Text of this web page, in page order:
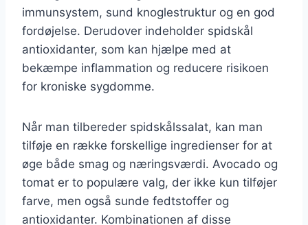
immunsystem, sund knoglestruktur og en god
fordøjelse. Derudover indeholder spidskål
antioxidanter, som kan hjælpe med at
bekæmpe inflammation og reducere risikoen
for kroniske sygdomme.
Når man tilbereder spidskålssalat, kan man
tilføje en række forskellige ingredienser for at
øge både smag og næringsværdi. Avocado og
tomat er to populære valg, der ikke kun tilføjer
farve, men også sunde fedtstoffer og
antioxidanter. Kombinationen af disse